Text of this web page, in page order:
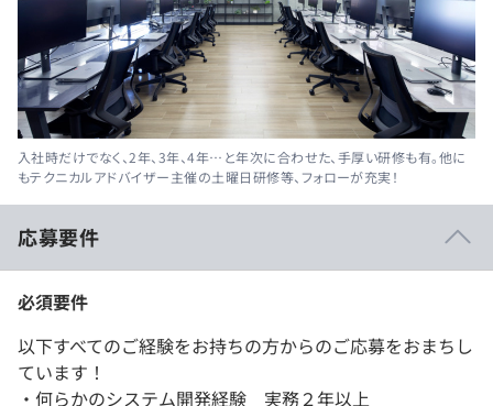
入社時だけでなく、2年、3年、4年…と年次に合わせた、手厚い研修も有。他に
もテクニカルアドバイザー主催の土曜日研修等、フォローが充実！
応募要件
必須要件
以下すべてのご経験をお持ちの方からのご応募をおまちし
ています！
・何らかのシステム開発経験 実務２年以上